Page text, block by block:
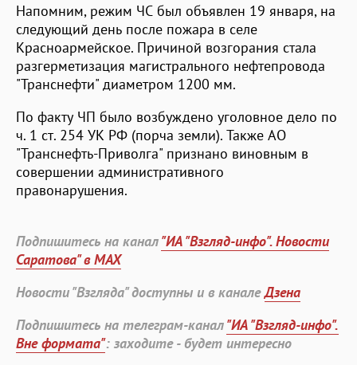
Напомним, режим ЧС был объявлен 19 января, на
следующий день после пожара в селе
Красноармейское. Причиной возгорания стала
разгерметизация магистрального нефтепровода
"Транснефти" диаметром 1200 мм.
По факту ЧП было возбуждено уголовное дело по
ч. 1 ст. 254 УК РФ (порча земли). Также АО
"Транснефть-Приволга" признано виновным в
совершении административного
правонарушения.
Подпишитесь на канал"ИА "Взгляд-инфо". Новости
Саратова" в MAX
Новости "Взгляда" доступны и в каналеДзена
Подпишитесь на телеграм-канал"ИА "Взгляд-инфо".
Вне формата": заходите - будет интересно